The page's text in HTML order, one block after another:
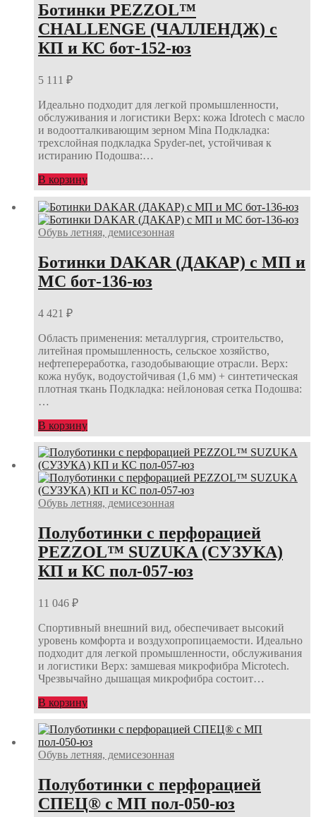
Ботинки PEZZOL™
CHALLENGE (ЧАЛЛЕНДЖ) с
КП и КС бот-152-юз
5 111 ₽
Идеально подходит для легкой промышленности,
обслуживания и логистики Верх: кожа Idrotech с масло
и водоотталкивающим зерном Mina Подкладка:
трехслойная подкладка Spyder-net, устойчивая к
истиранию Подошва:…
В корзину
Обувь летняя, демисезонная
Ботинки DAKAR (ДАКАР) с МП и
МС бот-136-юз
4 421 ₽
Область применения: металлургия, строительство,
литейная промышленность, сельское хозяйство,
нефтепереработка, газодобывающие отрасли. Верх:
кожа нубук, водоустойчивая (1,6 мм) + синтетическая
плотная ткань Подкладка: нейлоновая сетка Подошва:
…
В корзину
Обувь летняя, демисезонная
Полуботинки с перфорацией
PEZZOL™ SUZUKA (СУЗУКА)
КП и КС пол-057-юз
11 046 ₽
Спортивный внешний вид, обеспечивает высокий
уровень комфорта и воздухопропицаемости. Идеально
подходит для легкой промышленности, обслуживания
и логистики Верх: замшевая микрофибра Microtech.
Чрезвычайно дышащая микрофибра состоит…
В корзину
Обувь летняя, демисезонная
Полуботинки с перфорацией
СПЕЦ® с МП пол-050-юз